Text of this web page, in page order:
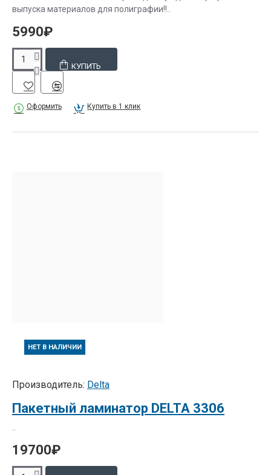
выпуска материалов для полиграфии!!..
5990₽
КУПИТЬ
Оформить Купить в 1 клик
НЕТ В НАЛИЧИИ
Производитель: Delta
Пакетный ламинатор DELTA 3306
19700₽